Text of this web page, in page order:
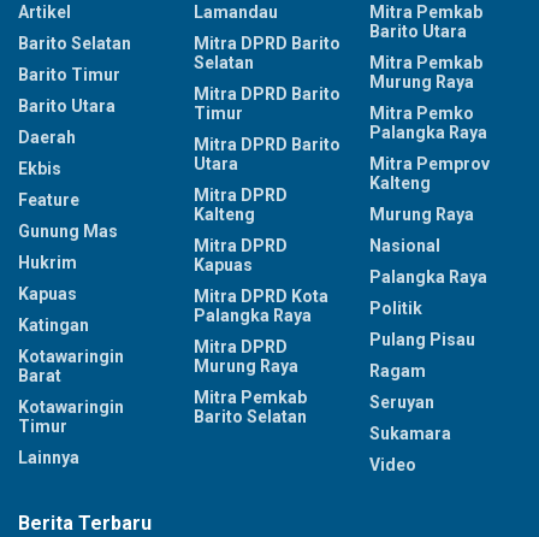
Artikel
Barito Selatan
Barito Timur
Barito Utara
Daerah
Ekbis
Feature
Gunung Mas
Hukrim
Kapuas
Katingan
Kotawaringin
Barat
Kotawaringin
Timur
Lainnya
Lamandau
Mitra DPRD Barito
Selatan
Mitra DPRD Barito
Timur
Mitra DPRD Barito
Utara
Mitra DPRD
Kalteng
Mitra DPRD
Kapuas
Mitra DPRD Kota
Palangka Raya
Mitra DPRD
Murung Raya
Mitra Pemkab
Barito Selatan
Mitra Pemkab
Barito Utara
Mitra Pemkab
Murung Raya
Mitra Pemko
Palangka Raya
Mitra Pemprov
Kalteng
Murung Raya
Nasional
Palangka Raya
Politik
Pulang Pisau
Ragam
Seruyan
Sukamara
Video
Berita Terbaru